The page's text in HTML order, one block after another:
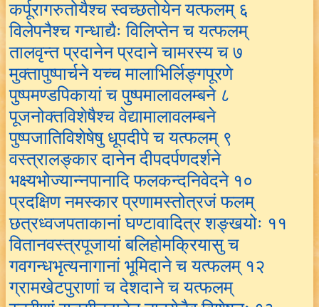
कर्पूरागरुतोयैश्च स्वच्छतोयेन यत्फलम् ६
विलेपनैश्च गन्धाद्यैः विलिप्तेन च यत्फलम्
तालवृन्त प्रदानेन प्रदाने चामरस्य च ७
मुक्तापुष्पार्चने यच्च मालाभिर्लिङ्गपूरणे
पुष्पमण्डपिकायां च पुष्पमालावलम्बने ८
पूजनोक्तविशेषैश्च वेद्यामालावलम्बने
पुष्पजातिविशेषेषु धूपदीपे च यत्फलम् ९
वस्त्रालङ्कार दानेन दीपदर्पणदर्शने
भक्ष्यभोज्यान्नपानादि फलकन्दनिवेदने १०
प्रदक्षिण नमस्कार प्रणामस्तोत्रजं फलम्
छत्रध्वजपताकानां घण्टावादित्र शङ्खयोः ११
वितानवस्त्रपूजायां बलिहोमक्रियासु च
गवगन्धभृत्यनागानां भूमिदाने च यत्फलम् १२
ग्रामखेटपुराणां च देशदाने च यत्फलम्